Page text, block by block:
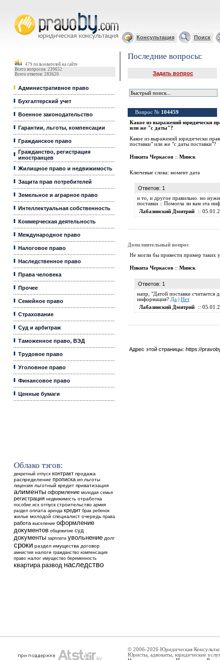
Консультация Поиск
479 пользователей на сайте
Всего вопросов: 239652
Всего ответов: 283620
Административное право
Бухгалтерский учет
Военное законодательство
Гарантии, льготы, компенсации
Гражданское право
Гражданство, регистрация
иностранцев
Жилищное право и недвижимость
Защита прав потребителей
Земельное и аграрное право
Интеллектуальная собственность
Коммерческая деятельность
Международное право
Налоговое право
Наследственное право
Права человека
Прочее
Семейное право
Страхование
Суд и арбитраж
Таможенное право, ВЭД
Трудовое право
Уголовное право
Финансовое право
Ценные бумаги
Облако тэгов:
декретный отпуск контракт продажа
распределение прописка ип льготы
лицензия льготный кредит приватизация
алименты оформление молодая семья
регистрация недвижимость отработка
пособие иск отпуск строительство армия
раздел оплата аренда кредит брак ребенок
жилье молодой специалист очередь права
работа выселение оформление
документов общежитие суд
документы зарплата увольнение долг
сроки раздел имущества договор
амнистия налоги гражданство компенсация
право налог имущество беременность
квартира развод наследство
Последние вопросы:
Задать вопрос
Вопрос № 104459
Какое из выражений юридически
или же "с даты"?
Какое из выражений юридически
поставки" или же "с даты поставки"?
Никита Черкасов :: Минск
Ключевые слова: момент дата
Ответов: 1
и то, и другое правильно. но
поставки :: Помогла ли вам эта
Лабазинский Дмитрий
::
Дополнительный вопрос
Не могли бы привести пример таких
Никита Черкасов :: Минск
Ответов: 1
напр, "Датой поставки
информация? Да
Нет
Лабазинский Дмитрий
::
Адрес этой страницы: https://
© 2006-2026 Юридическая
Юристы, адвокаты, юридические